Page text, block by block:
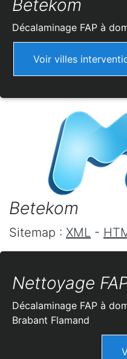
Betekom
Décalaminage FAP à
Voir villes
Betekom
Sitemap : XML -
Nettoyage
Décalaminage FAP à
Brabant Flamand